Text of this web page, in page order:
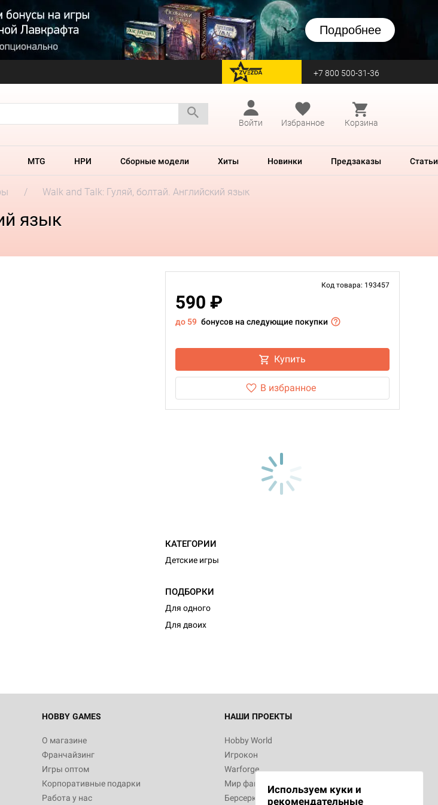
Подробнее
перейти на Zvezda +7 800 500-31-36
Войти
Избранное Корзина
MTG НРИ Сборные модели Хиты Новинки Предзаказы Статьи
Walk and Talk: Гуляй, болтай. Английский язык
язык
Код товара: 193457
590 ₽
до 59 бонусов на следующие покупки
Купить
В избранное
КАТЕГОРИИ
Детские игры
ПОДБОРКИ
Для одного
Для двоих
HOBBY GAMES
О магазине
Франчайзинг
Игры оптом
Корпоративные подарки
Работа у нас
НАШИ ПРОЕКТЫ
Hobby World
Игрокон
Warforge
Мир фантастики
Берсерк
Используем куки и
рекомендательные